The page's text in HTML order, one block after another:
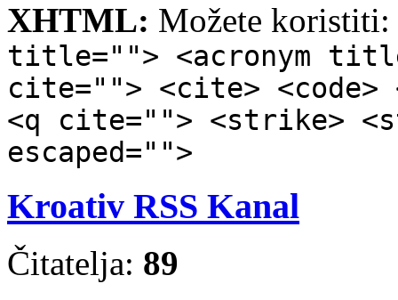
XHTML: Možete koristiti:
title=""> <acronym
cite=""> <cite> <code>
<q cite=""> <strike>
escaped="">
Kroativ RSS Kanal
Čitatelja: 89